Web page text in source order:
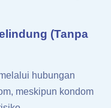
(Tanpa
hubungan
meskipun kondom